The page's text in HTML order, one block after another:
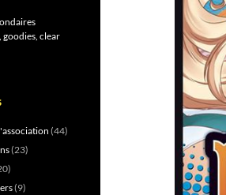
goodies, clear
(44)
(23)
(9)